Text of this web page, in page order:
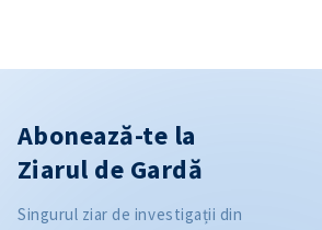
Abonează-te la
Ziarul de Gardă
Singurul ziar de investigații din